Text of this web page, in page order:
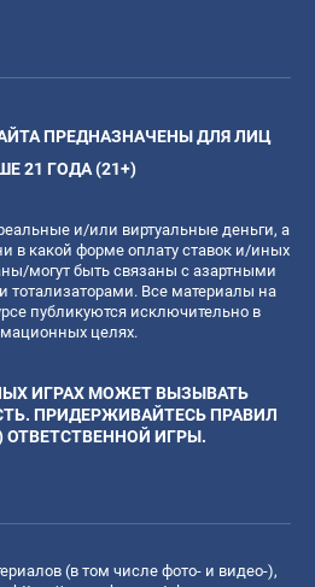
ПРЕДНАЗНАЧЕНЫ ДЛЯ ЛИЦ
21 ГОДА (21+)
и/или виртуальные деньги, а
в какой форме оплату ставок и/иных
могут быть связаны с азартными
тотализаторами. Все материалы на
публикуются исключительно в
целях.
ИГРАХ МОЖЕТ ВЫЗЫВАТЬ
ПРИДЕРЖИВАЙТЕСЬ ПРАВИЛ
ИГРЫ.
(в том числе фото- и видео-),